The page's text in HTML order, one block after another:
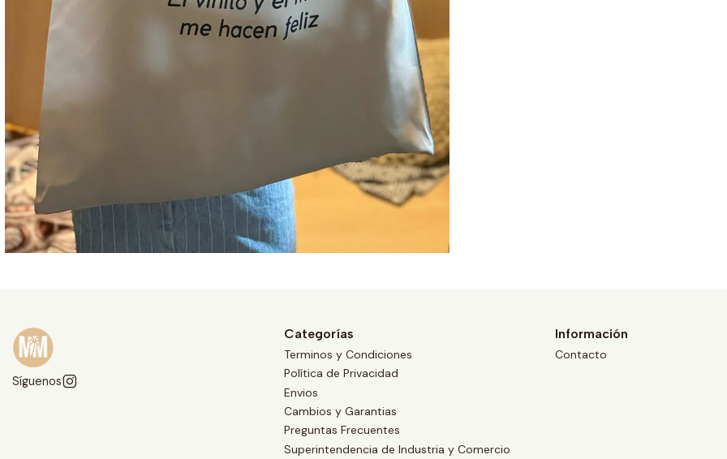
Síguenos
Categorías
Terminos y Condiciones
Política de Privacidad
Envios
Cambios y Garantias
Preguntas Frecuentes
Superintendencia de Industria y Comercio
Información
Contacto